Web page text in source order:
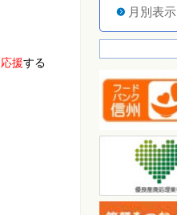
応援する
月別表示